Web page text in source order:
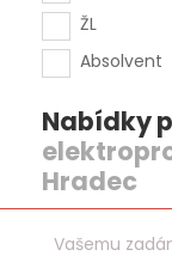
ŽL
Absolvent
Nabídky
Hradec
Vašemu